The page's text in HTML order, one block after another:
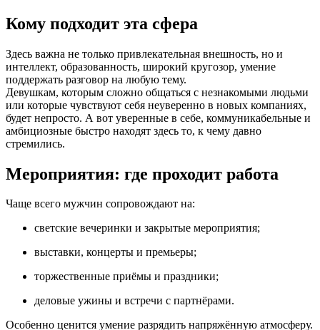
Кому подходит эта сфера
Здесь важна не только привлекательная внешность, но и
интеллект, образованность, широкий кругозор, умение
поддержать разговор на любую тему.
Девушкам, которым сложно общаться с незнакомыми людьми
или которые чувствуют себя неуверенно в новых компаниях,
будет непросто. А вот уверенные в себе, коммуникабельные и
амбициозные быстро находят здесь то, к чему давно
стремились.
Мероприятия: где проходит работа
Чаще всего мужчин сопровождают на:
светские вечеринки и закрытые мероприятия;
выставки, концерты и премьеры;
торжественные приёмы и праздники;
деловые ужины и встречи с партнёрами.
Особенно ценится умение разрядить напряжённую атмосферу.